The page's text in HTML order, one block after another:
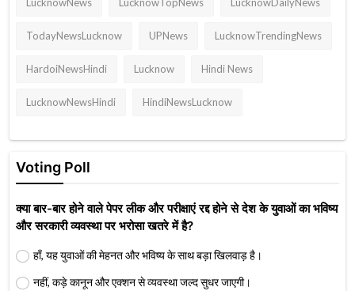
TodayNewsLucknow UPNews LucknowTrendingNews
HardoiNewsHindi Lucknow Hindi News
LucknowNewsHindi HindiNewsLucknow
Voting Poll
क्या बार-बार होने वाले पेपर लीक और परीक्षाएं रद्द होने से देश के युवाओं का भविष्य
और सरकारी व्यवस्था पर भरोसा खतरे में है?
हाँ, यह युवाओं की मेहनत और भविष्य के साथ बड़ा खिलवाड़ है।
नहीं, कड़े कानून और एक्शन से व्यवस्था जल्द सुधर जाएगी।